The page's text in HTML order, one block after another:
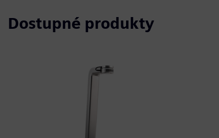
Dostupné produkty